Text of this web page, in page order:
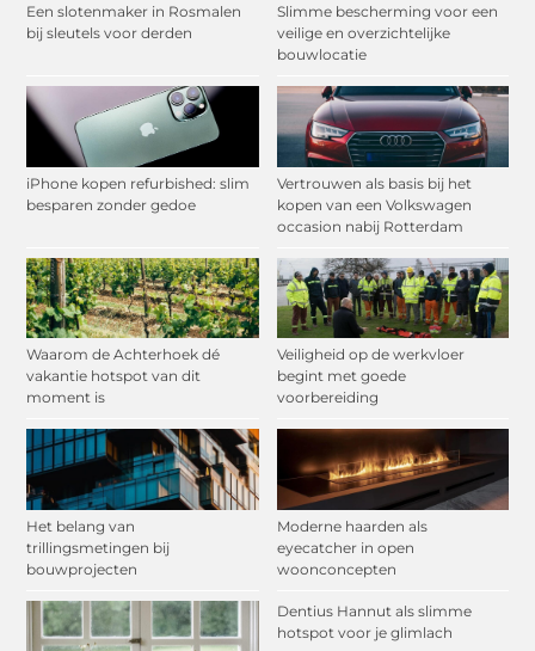
Een slotenmaker in Rosmalen
bij sleutels voor derden
Slimme bescherming voor een
veilige en overzichtelijke
bouwlocatie
iPhone kopen refurbished: slim
besparen zonder gedoe
Vertrouwen als basis bij het
kopen van een Volkswagen
occasion nabij Rotterdam
Waarom de Achterhoek dé
vakantie hotspot van dit
moment is
Veiligheid op de werkvloer
begint met goede
voorbereiding
Het belang van
trillingsmetingen bij
bouwprojecten
Moderne haarden als
eyecatcher in open
woonconcepten
Dentius Hannut als slimme
hotspot voor je glimlach